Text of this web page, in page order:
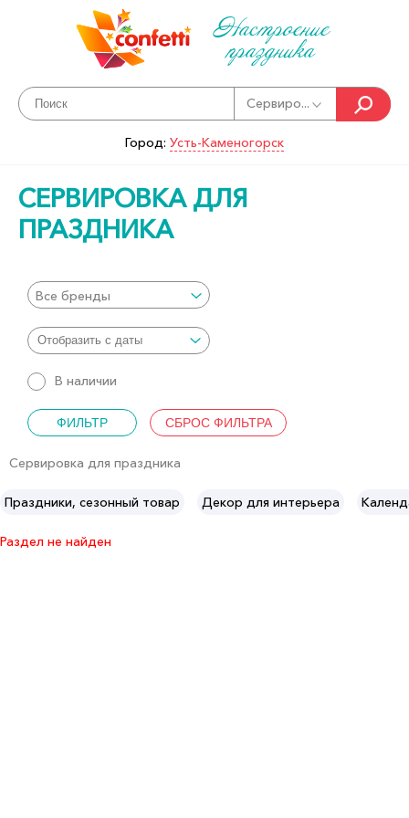
Настроение
праздника
Сервиро...
Город: Усть-Каменогорск
СЕРВИРОВКА ДЛЯ
ПРАЗДНИКА
Все бренды
В наличии
Сервировка для праздника
Праздники, сезонный товар Декор для интерьера
Раздел не найден